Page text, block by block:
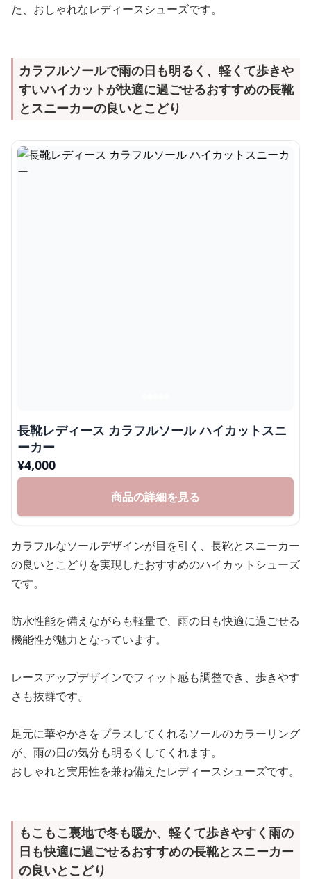
た、おしゃれなレディースシューズです。
カラフルソールで雨の日も明るく、軽くて歩きや
すいハイカットが快適に過ごせるおすすめの長靴
とスニーカーの良いとこどり
長靴レディース カラフルソール ハイカットスニ
ーカー
¥4,000
商品の詳細を見る
カラフルなソールデザインが目を引く、長靴とスニーカー
の良いとこどりを実現したおすすめのハイカットシューズ
です。
防水性能を備えながらも軽量で、雨の日も快適に過ごせる
機能性が魅力となっています。
レースアップデザインでフィット感も調整でき、歩きやす
さも抜群です。
足元に華やかさをプラスしてくれるソールのカラーリング
が、雨の日の気分も明るくしてくれます。
おしゃれと実用性を兼ね備えたレディースシューズです。
もこもこ裏地で冬も暖か、軽くて歩きやすく雨の
日も快適に過ごせるおすすめの長靴とスニーカー
の良いとこどり